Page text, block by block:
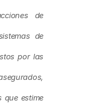
de
de
por las
que estime